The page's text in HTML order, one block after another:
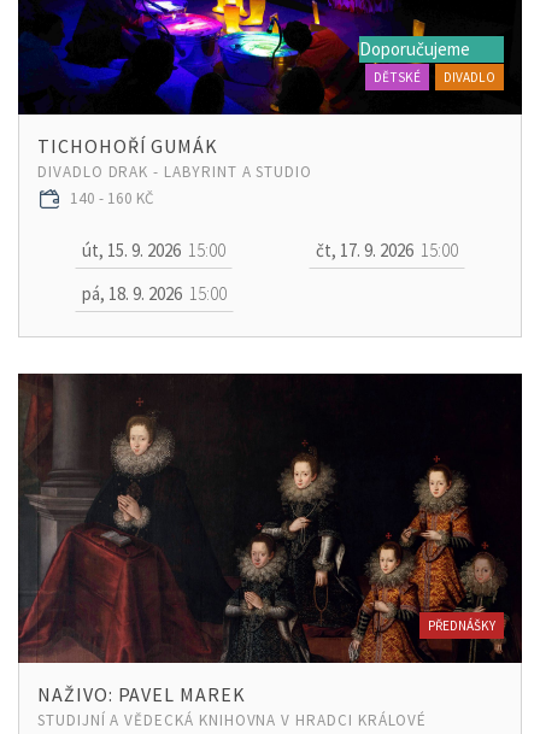
Doporučujeme
DĚTSKÉ DIVADLO
TICHOHOŘÍ GUMÁK
DIVADLO DRAK - LABYRINT A STUDIO
140 - 160 KČ
út, 15. 9. 2026 15:00 čt, 17. 9. 2026 15:00
pá, 18. 9. 2026 15:00
PŘEDNÁŠKY
NAŽIVO: PAVEL MAREK
STUDIJNÍ A VĚDECKÁ KNIHOVNA V HRADCI KRÁLOVÉ